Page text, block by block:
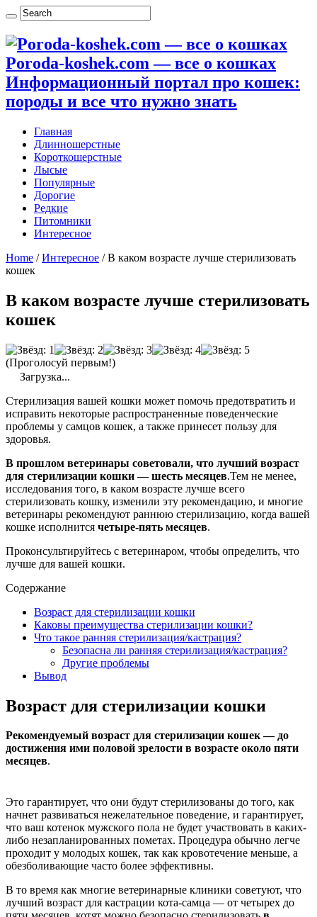
Poroda-koshek.com — все о кошках
Информационный портал про кошек:
породы и все что нужно знать
Главная
Длинношерстные
Короткошерстные
Лысые
Популярные
Дорогие
Редкие
Питомники
Интересное
Home / Интересное / В каком возрасте лучше стерилизовать
кошек
В каком возрасте лучше стерилизовать
кошек
(Проголосуй первым!)
Загрузка...
Стерилизация вашей кошки может помочь предотвратить и
исправить некоторые распространенные поведенческие
проблемы у самцов кошек, а также принесет пользу для
здоровья.
В прошлом ветеринары советовали, что лучший возраст
для стерилизации кошки — шесть месяцев.Тем не менее,
исследования того, в каком возрасте лучше всего
стерилизовать кошку, изменили эту рекомендацию, и многие
ветеринары рекомендуют раннюю стерилизацию, когда вашей
кошке исполнится четыре-пять месяцев.
Проконсультируйтесь с ветеринаром, чтобы определить, что
лучше для вашей кошки.
Содержание
Возраст для стерилизации кошки
Каковы преимущества стерилизации кошки?
Что такое ранняя стерилизация/кастрация?
Безопасна ли ранняя стерилизация/кастрация?
Другие проблемы
Вывод
Возраст для стерилизации кошки
Рекомендуемый возраст для стерилизации кошек — до
достижения ими половой зрелости в возрасте около пяти
месяцев.
Это гарантирует, что они будут стерилизованы до того, как
начнет развиваться нежелательное поведение, и гарантирует,
что ваш котенок мужского пола не будет участвовать в каких-
либо незапланированных пометах. Процедура обычно легче
проходит у молодых кошек, так как кровотечение меньше, а
обезболивающие часто более эффективны.
В то время как многие ветеринарные клиники советуют, что
лучший возраст для кастрации кота-самца — от четырех до